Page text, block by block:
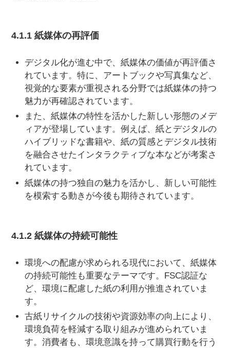
4.1.1 紙媒体の再評価
デジタル化が進む中で、紙媒体の価値が再評価さ
れています。特に、アートブックや写真集など、
視覚的な要素が重視される分野では紙媒体の持つ
魅力が再確認されています。
また、紙媒体の特性を活かした新しい形態のメデ
ィアが登場しています。例えば、紙とデジタルの
ハイブリッドな書籍や、紙の質感とデジタル技術
を融合させたインタラクティブな本などが考案さ
れています。
紙媒体の持つ独自の魅力を活かし、新しい可能性
を模索する動きが今後も期待されています。
4.1.2 紙媒体の持続可能性
環境への配慮が求められる現代において、紙媒体
の持続可能性も重要なテーマです。FSC認証な
ど、環境に配慮した紙の利用が推進されていま
す。
古紙リサイクルの技術や資源効率の向上により、
環境負荷を軽減する取り組みが進められていま
す。消費者も、環境意識を持って購買行動を行う